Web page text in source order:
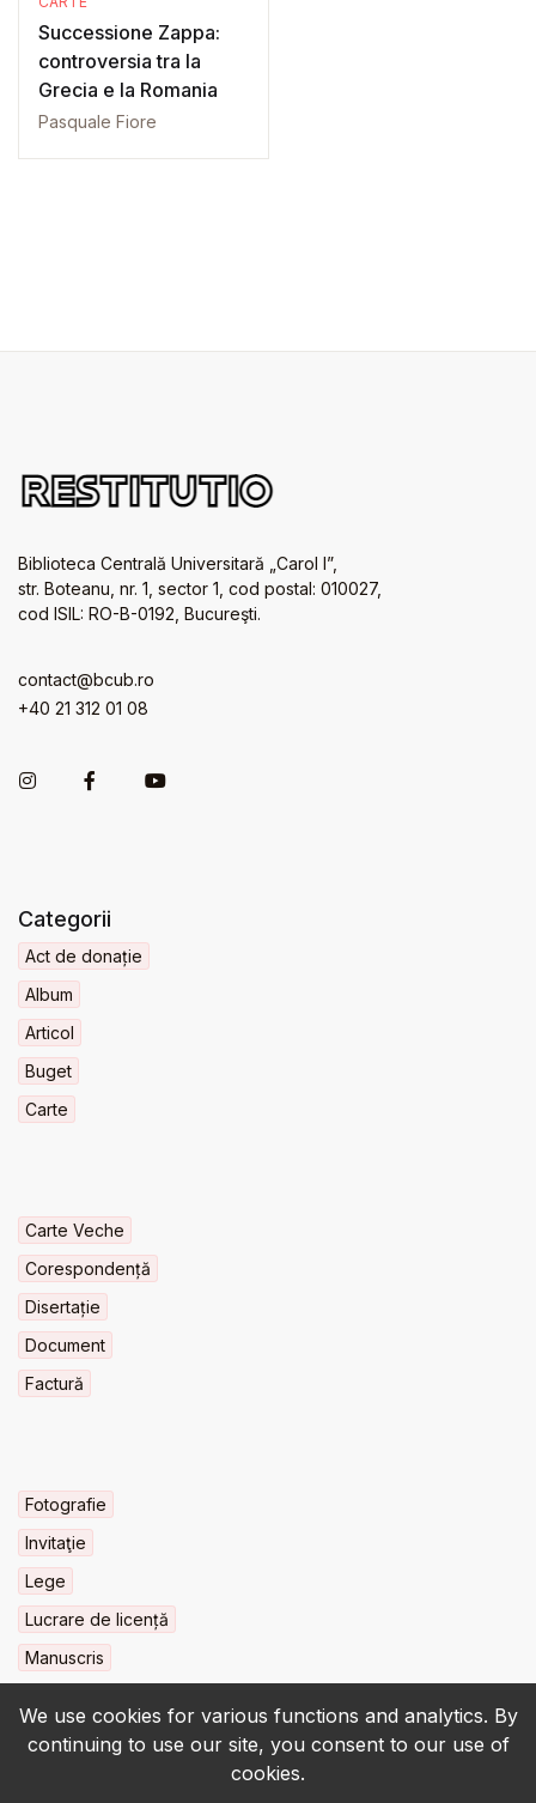
We use cookies for various functions and analytics. By
continuing to use our site, you consent to our use of
cookies.
Successione Zappa:
controversia tra la
Grecia e la Romania
Pasquale Fiore
Biblioteca Centrală Universitară „Carol I”,
str. Boteanu, nr. 1, sector 1, cod postal: 010027,
cod ISIL: RO-B-0192, Bucureşti.
contact@bcub.ro
+40 21 312 01 08
Categorii
Act de donație
Album
Articol
Buget
Carte
Carte Veche
Corespondență
Disertație
Document
Factură
Fotografie
Invitaţie
Lege
Lucrare de licență
Manuscris